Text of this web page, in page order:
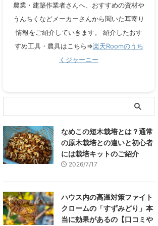
農業・建築作業者さんへ、おすすめの資材や
うんちくなどメーカーさんから聞いた耳寄り
情報をご紹介していきます。 紹介したおす
すめ工具・農具はこちら⇒楽天Roomのうち
くジャーニー
なめこの短木栽培とは？通常
の原木栽培との違いと初心者
には栽培キットのご紹介
2026/7/17
ハウス内の高温対策ファイト
クロームの「すずみどり」本
当に効果があるの【口コミや